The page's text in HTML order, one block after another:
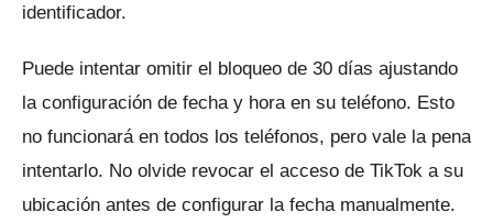
identificador.
Puede intentar omitir el bloqueo de 30 días ajustando
la configuración de fecha y hora en su teléfono. Esto
no funcionará en todos los teléfonos, pero vale la pena
intentarlo. No olvide revocar el acceso de TikTok a su
ubicación antes de configurar la fecha manualmente.